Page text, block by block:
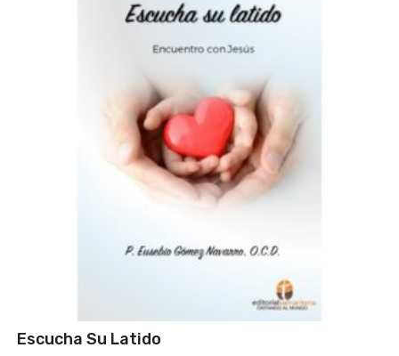
Escucha Su Latido